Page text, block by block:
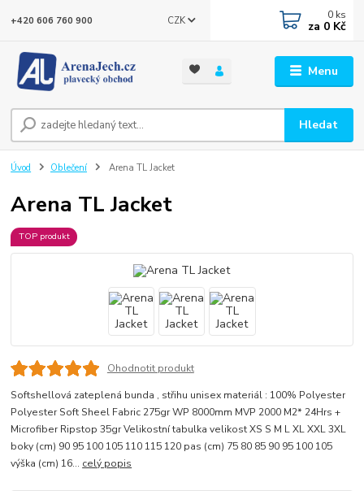
Menu
CZK
Hledat
+420 606 760 900 0 ks
za 0 Kč
Úvod Oblečení Arena TL Jacket
Arena TL Jacket
TOP produkt
Ohodnotit produkt
Softshellová zateplená bunda , střihu unisex materiál : 100% Polyester
Polyester Soft Sheel Fabric 275gr WP 8000mm MVP 2000 M2* 24Hrs +
Microfiber Ripstop 35gr Velikostní tabulka velikost XS S M L XL XXL 3XL
boky (cm) 90 95 100 105 110 115 120 pas (cm) 75 80 85 90 95 100 105
výška (cm) 16... celý popis